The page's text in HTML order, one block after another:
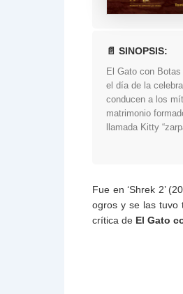
📄 SINOPSIS:
El Gato con
el día de la
conducen a los
matrimonio
llamada Kitty
Fue en ‘Shrek 2’
ogros y se las tuvo
crítica de El Gato